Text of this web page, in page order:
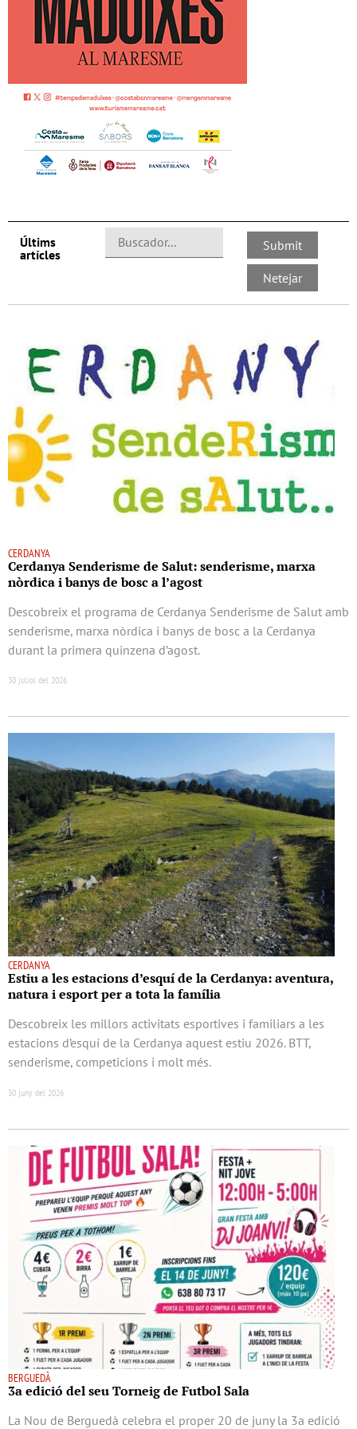
Últims
artícles
CERDANYA
Cerdanya Senderisme de Salut: senderisme, marxa
nòrdica i banys de bosc a l’agost
Descobreix el programa de Cerdanya Senderisme de Salut amb
senderisme, marxa nòrdica i banys de bosc a la Cerdanya
durant la primera quinzena d’agost.
30 juliol del 2026
CERDANYA
Estiu a les estacions d’esquí de la Cerdanya: aventura,
natura i esport per a tota la família
Descobreix les millors activitats esportives i familiars a les
estacions d’esquí de la Cerdanya aquest estiu 2026. BTT,
senderisme, competicions i molt més.
30 juny del 2026
BERGUEDÀ
3a edició del seu Torneig de Futbol Sala
La Nou de Berguedà celebra el proper 20 de juny la 3a edició